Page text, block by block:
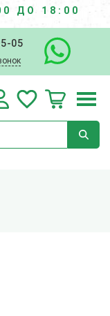
ДО 18:00
05